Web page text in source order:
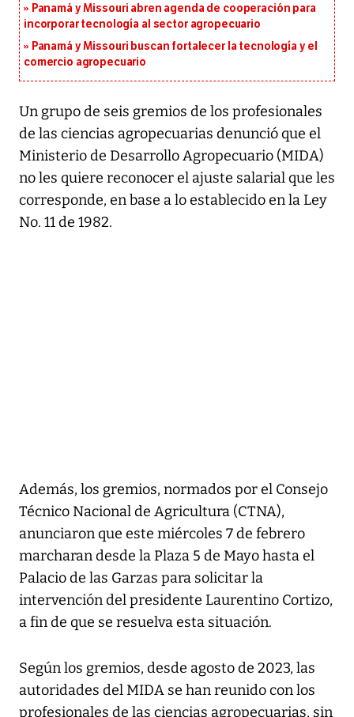
Panamá y Missouri abren agenda de cooperación para
incorporar tecnología al sector agropecuario
Panamá y Missouri buscan fortalecer la tecnología y el
comercio agropecuario
Un grupo de seis gremios de los profesionales
de las ciencias agropecuarias denunció que el
Ministerio de Desarrollo Agropecuario (MIDA)
no les quiere reconocer el ajuste salarial que les
corresponde, en base a lo establecido en la Ley
No. 11 de 1982.
Además, los gremios, normados por el Consejo
Técnico Nacional de Agricultura (CTNA),
anunciaron que este miércoles 7 de febrero
marcharan desde la Plaza 5 de Mayo hasta el
Palacio de las Garzas para solicitar la
intervención del presidente Laurentino Cortizo,
a fin de que se resuelva esta situación.
Según los gremios, desde agosto de 2023, las
autoridades del MIDA se han reunido con los
profesionales de las ciencias agropecuarias, sin